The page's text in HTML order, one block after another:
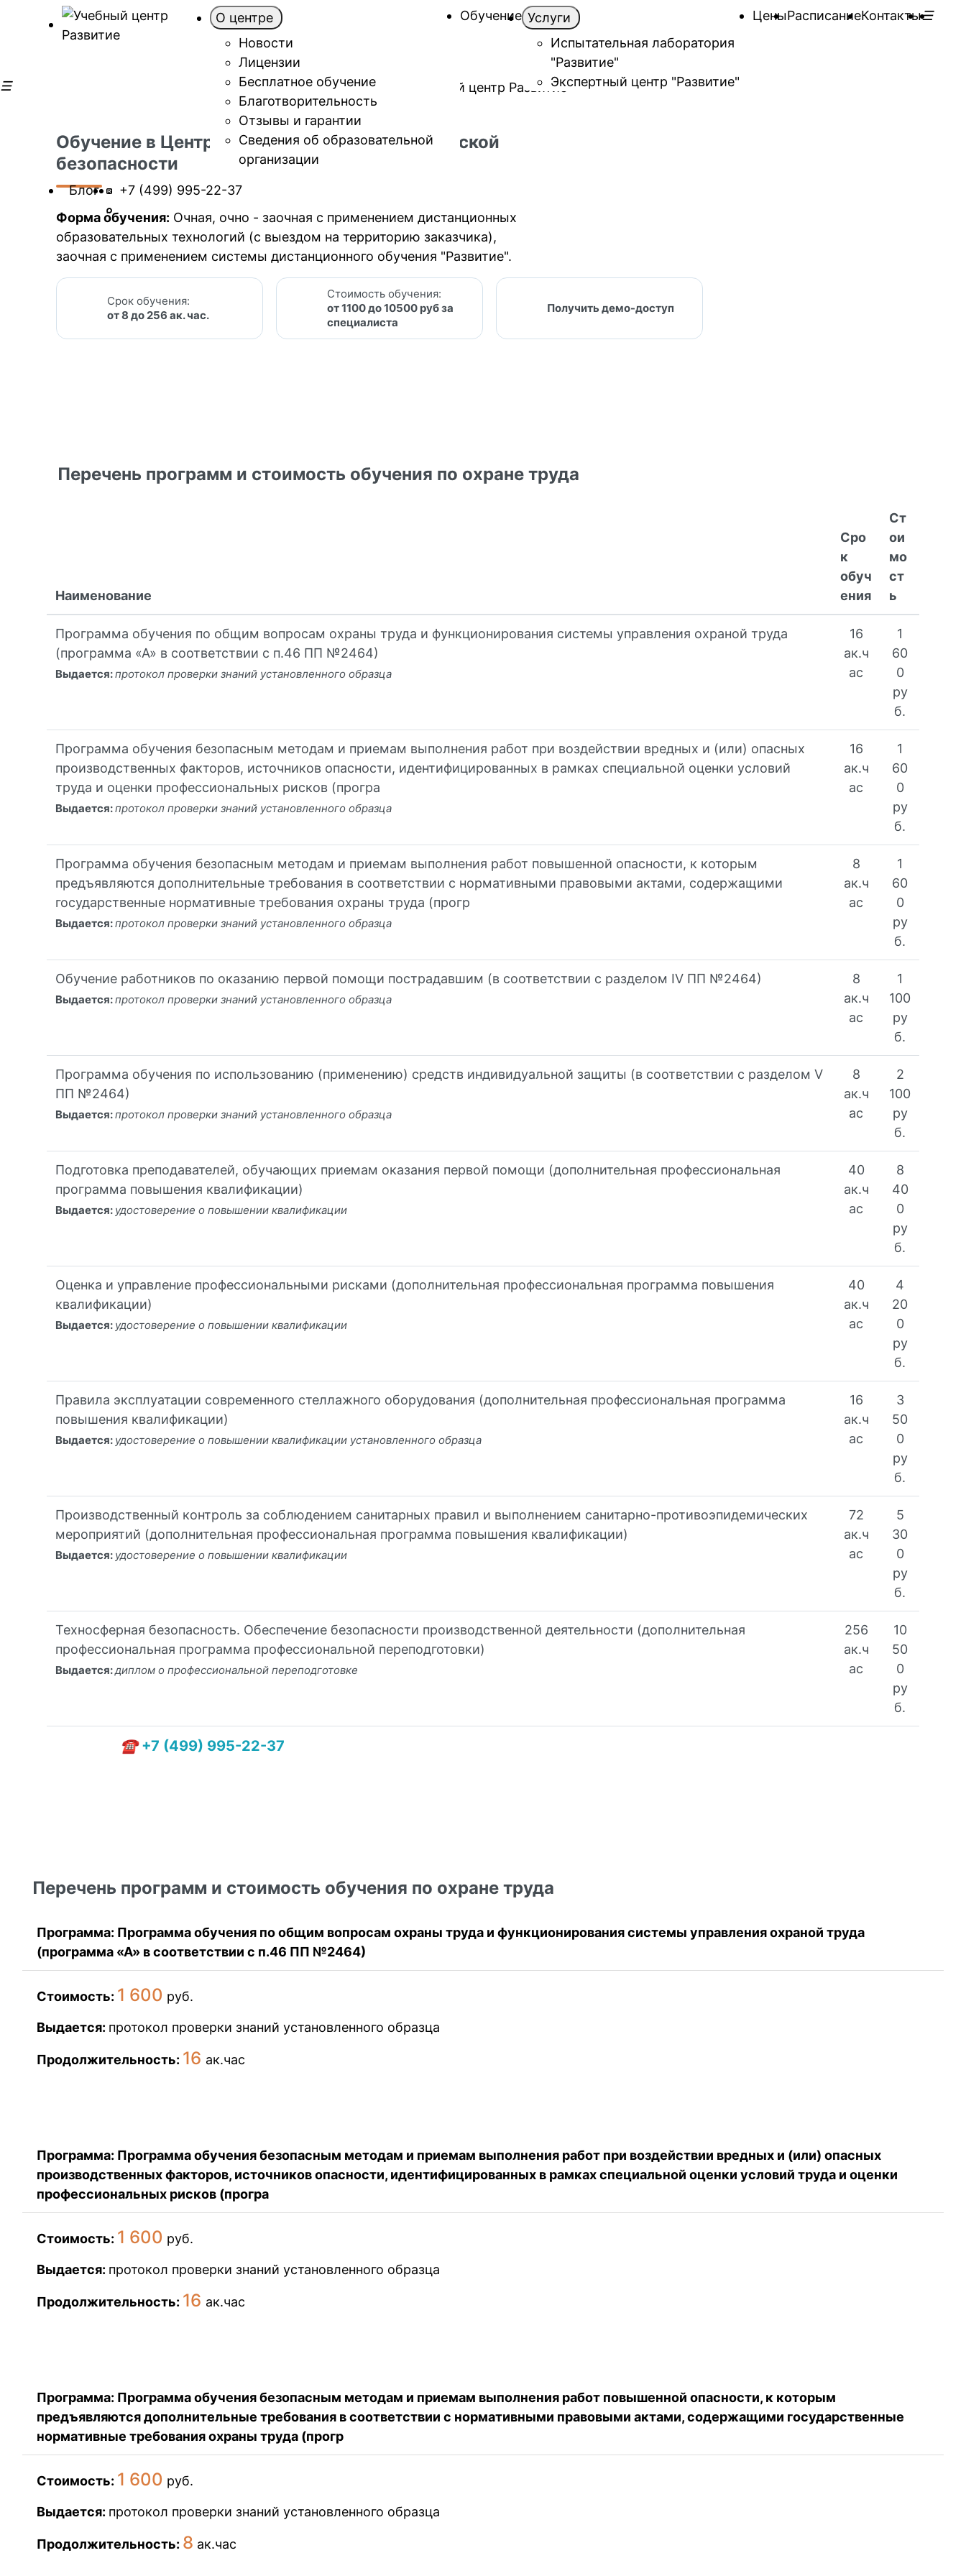
О центре
Новости
Лицензии
Бесплатное обучение
Благотворительность
Отзывы и гарантии
Сведения об образовательной
организации
Обучение Услуги
Испытательная лаборатория
"Развитие"
Экспертный центр "Развитие"
ЦеныРасписаниеКонтакты
Блог +7 (499) 995-22-37
Обучение в Центре охраны труда и экологической
безопасности
Форма обучения: Очная, очно - заочная с применением дистанционных
образовательных технологий (с выездом на территорию заказчика),
заочная с применением системы дистанционного обучения "Развитие".
Срок обучения:
от 8 до 256 ак. час.
Стоимость обучения:
от 1100 до 10500 руб за
специалиста
Получить демо-доступ
Перечень программ и стоимость обучения по охране труда
Наименование
Сро
к
обуч
ения
Ст
ои
мо
ст
ь
Программа обучения по общим вопросам охраны труда и функционирования системы управления охраной труда
(программа «А» в соответствии с п.46 ПП №2464)
Выдается:протокол проверки знаний установленного образца
16
ак.ч
ас
1
60
0
ру
б.
Программа обучения безопасным методам и приемам выполнения работ при воздействии вредных и (или) опасных
производственных факторов, источников опасности, идентифицированных в рамках специальной оценки условий
труда и оценки профессиональных рисков (програ
Выдается:протокол проверки знаний установленного образца
16
ак.ч
ас
1
60
0
ру
б.
Программа обучения безопасным методам и приемам выполнения работ повышенной опасности, к которым
предъявляются дополнительные требования в соответствии с нормативными правовыми актами, содержащими
государственные нормативные требования охраны труда (прогр
Выдается:протокол проверки знаний установленного образца
8
ак.ч
ас
1
60
0
ру
б.
Обучение работников по оказанию первой помощи пострадавшим (в соответствии с разделом IV ПП №2464)
Выдается:протокол проверки знаний установленного образца
8
ак.ч
ас
1
100
ру
б.
Программа обучения по использованию (применению) средств индивидуальной защиты (в соответствии с разделом V
ПП №2464)
Выдается:протокол проверки знаний установленного образца
8
ак.ч
ас
2
100
ру
б.
Подготовка преподавателей, обучающих приемам оказания первой помощи (дополнительная профессиональная
программа повышения квалификации)
Выдается: удостоверение о повышении квалификации
40
ак.ч
ас
8
40
0
ру
б.
Оценка и управление профессиональными рисками (дополнительная профессиональная программа повышения
квалификации)
Выдается: удостоверение о повышении квалификации
40
ак.ч
ас
4
20
0
ру
б.
Правила эксплуатации современного стеллажного оборудования (дополнительная профессиональная программа
повышения квалификации)
Выдается: удостоверение о повышении квалификации установленного образца
16
ак.ч
ас
3
50
0
ру
б.
Производственный контроль за соблюдением санитарных правил и выполнением санитарно-противоэпидемических
мероприятий (дополнительная профессиональная программа повышения квалификации)
Выдается: удостоверение о повышении квалификации
72
ак.ч
ас
5
30
0
ру
б.
Техносферная безопасность. Обеспечение безопасности производственной деятельности (дополнительная
профессиональная программа профессиональной переподготовки)
Выдается:диплом о профессиональной переподготовке
256
ак.ч
ас
10
50
0
ру
б.
+7 (499) 995-22-37
Перечень программ и стоимость обучения по охране труда
Программа: Программа обучения по общим вопросам охраны труда и функционирования системы управления охраной труда
(программа «А» в соответствии с п.46 ПП №2464)
Стоимость: 1 600 руб.
Выдается: протокол проверки знаний установленного образца
Продолжительность: 16 ак.час
Программа: Программа обучения безопасным методам и приемам выполнения работ при воздействии вредных и (или) опасных
производственных факторов, источников опасности, идентифицированных в рамках специальной оценки условий труда и оценки
профессиональных рисков (програ
Стоимость: 1 600 руб.
Выдается: протокол проверки знаний установленного образца
Продолжительность: 16 ак.час
Программа: Программа обучения безопасным методам и приемам выполнения работ повышенной опасности, к которым
предъявляются дополнительные требования в соответствии с нормативными правовыми актами, содержащими государственные
нормативные требования охраны труда (прогр
Стоимость: 1 600 руб.
Выдается: протокол проверки знаний установленного образца
Продолжительность: 8 ак.час